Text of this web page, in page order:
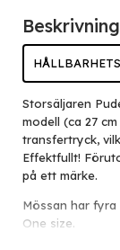
Beskrivning
Storsäljaren
modell (ca 27
transfertryck,
Effektfullt!
på ett märke.
Mössan har fyra
One size.